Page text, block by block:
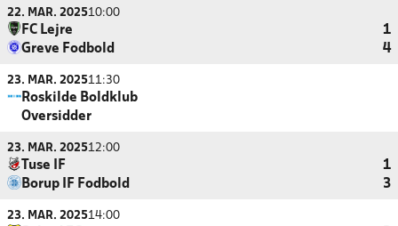
22. MAR. 202510:00
FC Lejre
1
Greve Fodbold
4
23. MAR. 202511:30
Roskilde Boldklub
Oversidder
23. MAR. 202512:00
Tuse IF
1
Borup IF Fodbold
3
23. MAR. 202514:00